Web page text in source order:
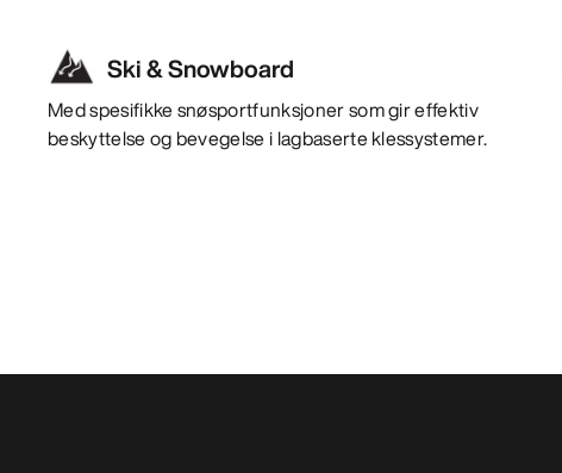
Ski & Snowboard
Med spesifikke snøsportfunksjoner som gir effektiv
beskyttelse og bevegelse i lagbaserte klessystemer.